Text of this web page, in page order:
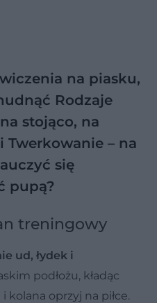
na piasku,
Rodzaje
stojąco, na
Twerkowanie – na
się
pupą?
treningowy
ud, łydek i
podłożu, kładąc
kolana oprzyj na piłce.